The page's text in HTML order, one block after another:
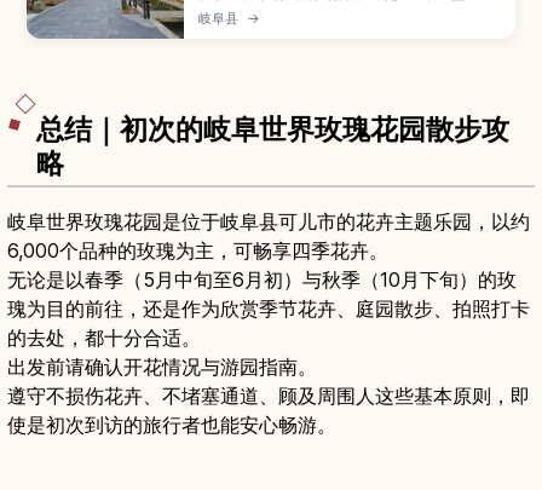
藏、铺石小路与瀬户川水渠中游动的锦鲤闻名的宁
静小镇，也是动画电影取景地之一。本文介绍古街
岐阜县 →
总结｜初次的岐阜世界玫瑰花园散步攻
略
岐阜世界玫瑰花园是位于岐阜县可儿市的花卉主题乐园，以约
6,000个品种的玫瑰为主，可畅享四季花卉。
无论是以春季（5月中旬至6月初）与秋季（10月下旬）的玫
瑰为目的前往，还是作为欣赏季节花卉、庭园散步、拍照打卡
的去处，都十分合适。
出发前请确认开花情况与游园指南。
遵守不损伤花卉、不堵塞通道、顾及周围人这些基本原则，即
使是初次到访的旅行者也能安心畅游。